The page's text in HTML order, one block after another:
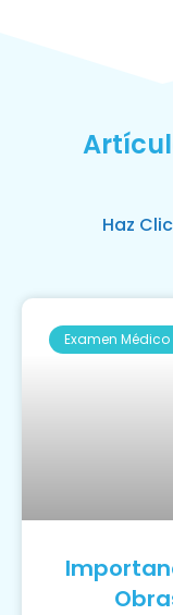
Haz
Examen